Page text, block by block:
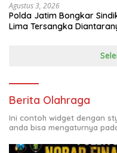
Agustus 3, 2026
Polda Jatim Bongkar
Lima Tersangka
Berita Olahraga
Ini contoh widget dengan
anda bisa mengaturnya